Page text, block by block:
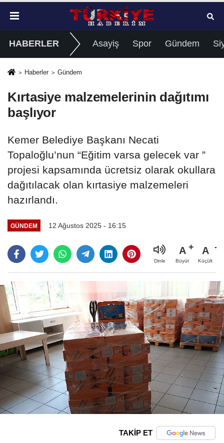
HABERLER Asayiş Spor Gündem
Haberler Gündem
Kırtasiye malzemelerinin dağıtımı
başlıyor
Kemer Belediye Başkanı Necati
Topaloğlu’nun “Eğitim varsa gelecek var ”
projesi kapsamında ücretsiz olarak okullara
dağıtılacak olan kırtasiye malzemeleri
hazırlandı.
GÜNDEM 12 Ağustos 2025 - 16:15
Dinle
A
Büyüt
A
Küçült
TAKİP ET